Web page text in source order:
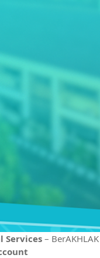
Services– BerAKHLAK